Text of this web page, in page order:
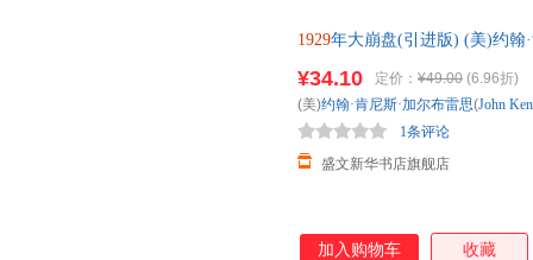
1929年大崩盘(引进版) (美)约翰
¥34.10 定价： ¥49.00 (6.96折)
盛文新华书店旗舰店
1条评论
(美)约翰·肯尼斯·加尔布雷思(John
加入购物车 收藏